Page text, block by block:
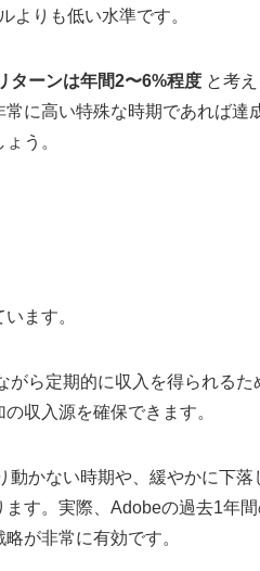
よりも低い水準です。
ターンは年間2〜6%程度 と考
に高い特殊な時期であれば達
う。
ます。
がら定期的に収入を得られる
収入源を確保できます。
動かない時期や、緩やかに下
す。実際、Adobeの過去1年
が非常に有効です。